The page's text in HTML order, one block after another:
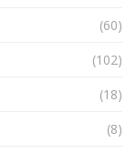
(60)
(102)
(18)
(8)